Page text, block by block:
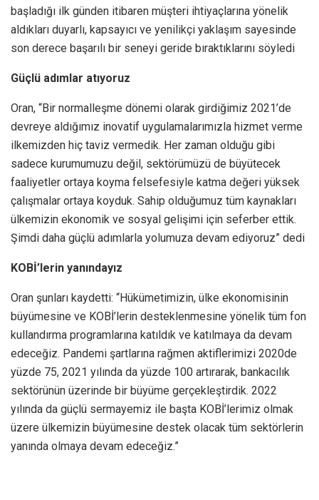
başladığı ilk günden itibaren müşteri ihtiyaçlarına yönelik
aldıkları duyarlı, kapsayıcı ve yenilikçi yaklaşım sayesinde
son derece başarılı bir seneyi geride bıraktıklarını söyledi
Güçlü adımlar atıyoruz
Oran, “Bir normalleşme dönemi olarak girdiğimiz 2021’de
devreye aldığımız inovatif uygulamalarımızla hizmet verme
ilkemizden hiç taviz vermedik. Her zaman olduğu gibi
sadece kurumumuzu değil, sektörümüzü de büyütecek
faaliyetler ortaya koyma felsefesiyle katma değeri yüksek
çalışmalar ortaya koyduk. Sahip olduğumuz tüm kaynakları
ülkemizin ekonomik ve sosyal gelişimi için seferber ettik.
Şimdi daha güçlü adımlarla yolumuza devam ediyoruz” dedi
KOBİ’lerin yanındayız
Oran şunları kaydetti: “Hükümetimizin, ülke ekonomisinin
büyümesine ve KOBİ’lerin desteklenmesine yönelik tüm fon
kullandırma programlarına katıldık ve katılmaya da devam
edeceğiz. Pandemi şartlarına rağmen aktiflerimizi 2020de
yüzde 75, 2021 yılında da yüzde 100 artırarak, bankacılık
sektörünün üzerinde bir büyüme gerçekleştirdik. 2022
yılında da güçlü sermayemiz ile başta KOBİ’lerimiz olmak
üzere ülkemizin büyümesine destek olacak tüm sektörlerin
yanında olmaya devam edeceğiz.”